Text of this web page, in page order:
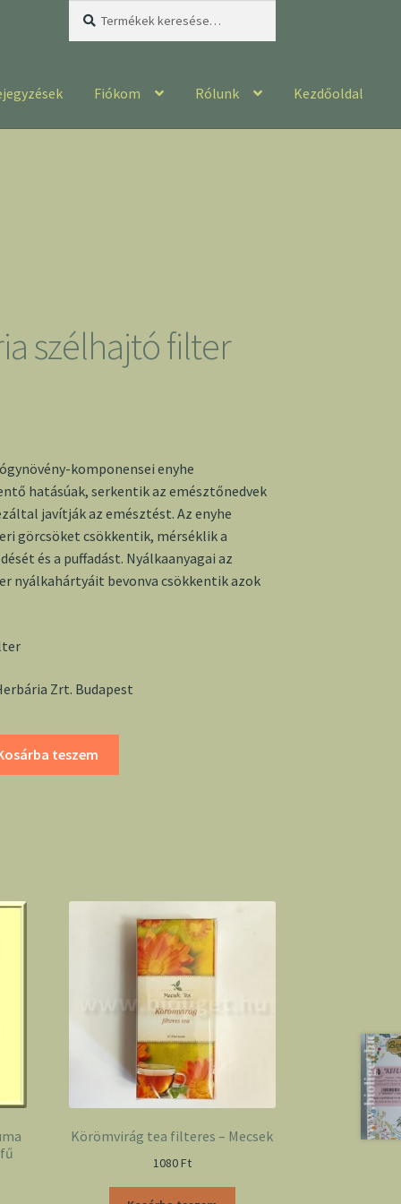
Fiókom Rólunk Kezdőoldal
szélhajtó filter
komponensei enyhe
hatásúak, serkentik az emésztőnedvek
javítják az emésztést. Az enyhe
görcsöket csökkentik, mérséklik a
és a puffadást. Nyálkaanyagai az
nyálkahártyáit bevonva csökkentik azok
Zrt. Budapest
teszem
Körömvirág tea filteres – Mecsek
1080Ft